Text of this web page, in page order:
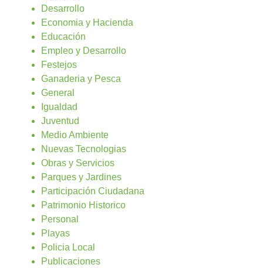
Desarrollo
Economia y Hacienda
Educación
Empleo y Desarrollo
Festejos
Ganaderia y Pesca
General
Igualdad
Juventud
Medio Ambiente
Nuevas Tecnologias
Obras y Servicios
Parques y Jardines
Participación Ciudadana
Patrimonio Historico
Personal
Playas
Policia Local
Publicaciones